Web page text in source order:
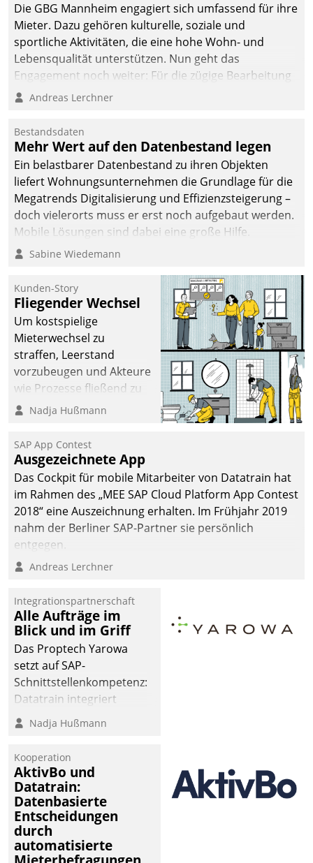
Die GBG Mannheim engagiert sich umfassend für ihre
Mieter. Dazu gehören kulturelle, soziale und
sportliche Aktivitäten, die eine hohe Wohn- und
Lebensqualität unterstützen. Nun geht das
Engagement noch weiter: Für die zügige Bearbeitung
von Beschwerden – oder Lob – richtet das
und Beschwerde-Management einen eigenen Kanal
ein.
Andreas Lerchner
Bestandsdaten
Mehr Wert auf den Datenbestand legen
Ein belastbarer Datenbestand zu ihren Objekten
liefert Wohnungsunternehmen die Grundlage für die
Megatrends Digitalisierung und Effizienzsteigerung –
doch vielerorts muss er erst noch aufgebaut werden.
Mobile Lösungen sind dabei eine große Hilfe.
Sabine Wiedemann
Kunden-Story
Fliegender Wechsel
Um kostspielige
Mieterwechsel zu
straffen, Leerstand
vorzubeugen und Akteure
wie Prozesse fließend zu
vernetzen, nutzt die
Jahresbeginn eine
Überblick, Einsicht und
Eingriff bietende Lösung.
Zur Entwicklung setzte
man auf
Cloudtechnologie,
bewährte und Startup-
agile Projektmethoden.
Nadja Hußmann
SAP App Contest
Ausgezeichnete App
Das Cockpit für mobile Mitarbeiter von Datatrain hat
im Rahmen des „MEE SAP Cloud Platform App Contest
2018“ eine Auszeichnung erhalten. Im Frühjahr 2019
nahm der Berliner SAP-Partner sie persönlich
entgegen.
Andreas Lerchner
Integrationspartnerschaft
Alle Aufträge im
Blick und im Griff
Das Proptech Yarowa
setzt auf SAP-
Schnittstellenkompetenz:
Datatrain integriert
Yarowas Portal zur
Vergabe und Verwaltung
operativen
Instandhaltung in die
SAP-Systemlandschaft
deutscher
Wohnungsunternehmen
– und beschleunigt damit
Nadja Hußmann
Kooperation
AktivBo und
Datatrain:
Datenbasierte
Entscheidungen
durch
automatisierte